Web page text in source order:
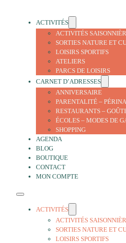
ACTIVITÉS
ACTIVITÉS
SORTIES NATURE ET
LOISIRS SPORTIFS
ATELIERS
PARCS DE LOISIRS
CARNET D’ADRESSES
ANNIVERSAIRE
PARENTALITÉ –
RESTAURANTS –
ÉCOLES – MODES DE
SHOPPING
AGENDA
BLOG
BOUTIQUE
CONTACT
MON COMPTE
ACTIVITÉS
ACTIVITÉS
SORTIES NATURE ET
LOISIRS SPORTIFS